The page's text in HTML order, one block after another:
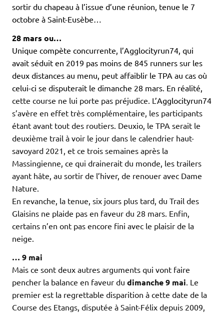
sortir du chapeau à l’issue d’une réunion, tenue le 7
octobre à Saint-Eusèbe…
28 mars ou…
Unique compète concurrente, l’Agglocityrun74, qui
avait séduit en 2019 pas moins de 845 runners sur les
deux distances au menu, peut affaiblir le TPA au cas où
celui-ci se disputerait le dimanche 28 mars. En réalité,
cette course ne lui porte pas préjudice. L’Agglocityrun74
s’avère en effet très complémentaire, les participants
étant avant tout des routiers. Deuxio, le TPA serait le
deuxième trail à voir le jour dans le calendrier haut-
savoyard 2021, et ce trois semaines après la
Massingienne, ce qui drainerait du monde, les trailers
ayant hâte, au sortir de l’hiver, de renouer avec Dame
Nature.
En revanche, la tenue, six jours plus tard, du Trail des
Glaisins ne plaide pas en faveur du 28 mars. Enfin,
certains n’en ont pas encore fini avec le plaisir de la
neige.
… 9 mai
Mais ce sont deux autres arguments qui vont faire
pencher la balance en faveur du dimanche 9 mai. Le
premier est la regrettable disparition à cette date de la
Course des Etangs, disputée à Saint-Félix depuis 2009,